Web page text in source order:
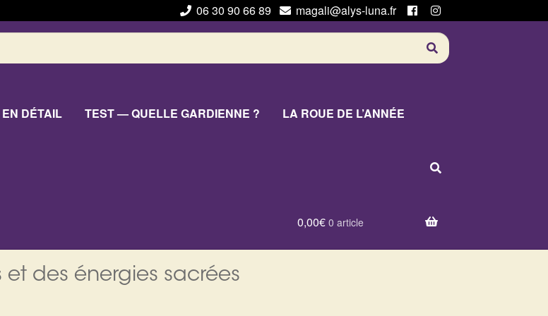
06 30 90 66 89
magali@alys-luna.fr
DÉTAIL TEST — QUELLE GARDIENNE ? LA ROUE DE L’ANNÉE
0,00€ 0 article
des énergies sacrées